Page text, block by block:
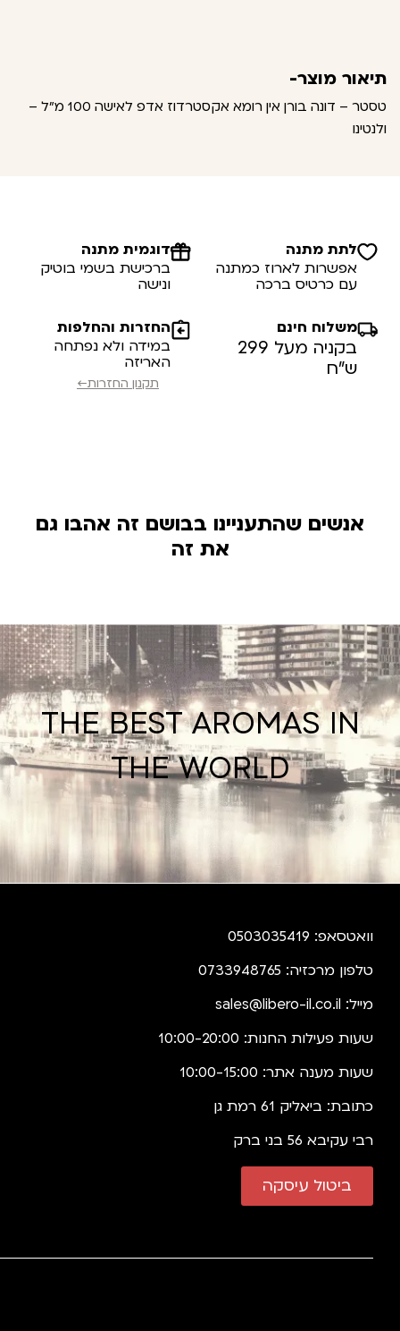
תיאור מוצר-
טסטר – דונה בורן אין רומא אקסטרדוז אדפ לאישה 100 מ"ל –
ולנטינו
לתת מתנה
אפשרות לארוז כמתנה
עם כרטיס ברכה
דוגמית מתנה
ברכישת בשמי בוטיק
ונישה
משלוח חינם
בקניה מעל 299
ש”ח
החזרות והחלפות
במידה ולא נפתחה
האריזה
תקנון החזרות←
אנשים שהתעניינו בבושם זה אהבו גם
את זה
THE BEST AROMAS IN
THE WORLD
וואטסאפ: 0503035419
טלפון מרכזיה: 0733948765
מייל: sales@libero-il.co.il
שעות פעילות החנות: 10:00-20:00
שעות מענה אתר: 10:00-15:00
כתובת: ביאליק 61 רמת גן
רבי עקיבא 56 בני ברק
ביטול עיסקה